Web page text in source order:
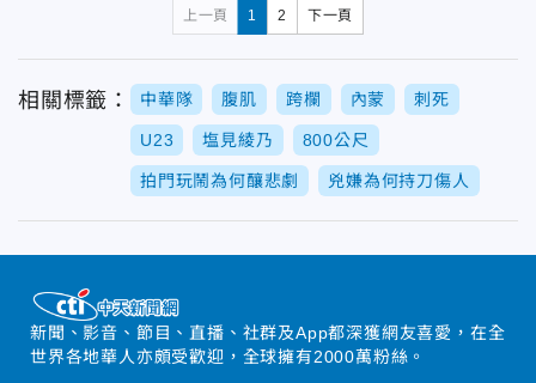
上一頁 1 2 下一頁
相關標籤： 中華隊 腹肌 跨欄 內蒙 刺死
U23 塩見綾乃 800公尺
拍門玩鬧為何釀悲劇 兇嫌為何持刀傷人
新聞、影音、節目、直播、社群及App都深獲網友喜愛，在全
世界各地華人亦頗受歡迎，全球擁有2000萬粉絲。